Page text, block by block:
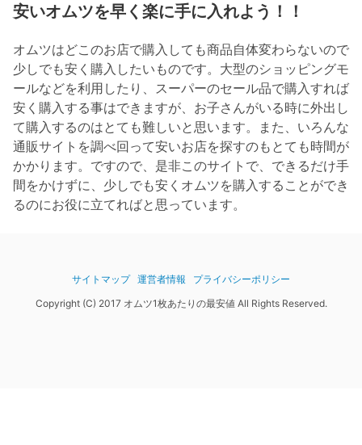
安いオムツを早く楽に手に入れよう！！
オムツはどこのお店で購入しても商品自体変わらないので
少しでも安く購入したいものです。大型のショッピングモ
ールなどを利用したり、スーパーのセール品で購入すれば
安く購入する事はできますが、お子さんがいる時に外出し
て購入するのはとても難しいと思います。また、いろんな
通販サイトを調べ回って安いお店を探すのもとても時間が
かかります。ですので、是非このサイトで、できるだけ手
間をかけずに、少しでも安くオムツを購入することができ
るのにお役に立てればと思っています。
サイトマップ 運営者情報
プライバシーポリシー
Copyright (C) 2017 オムツ1枚あたりの最安値 All Rights Reserved.